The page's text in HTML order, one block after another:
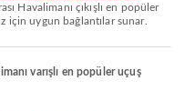
Havalimanı çıkışlı en popüler
için uygun bağlantılar sunar.
varışlı en popüler uçuş